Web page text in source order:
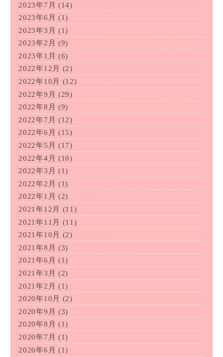
2023年7月 (14)
2023年6月 (1)
2023年3月 (1)
2023年2月 (9)
2023年1月 (6)
2022年12月
(2)
2022年10月
(12)
2022年9月 (29)
2022年8月 (9)
2022年7月 (12)
2022年6月 (15)
2022年5月 (17)
2022年4月 (10)
2022年3月 (1)
2022年2月 (1)
2022年1月 (2)
2021年12月
(11)
2021年11月 (11)
2021年10月
(2)
2021年8月 (3)
2021年6月 (1)
2021年3月 (2)
2021年2月 (1)
2020年10月
(2)
2020年9月 (3)
2020年8月 (1)
2020年7月 (1)
2020年6月 (1)